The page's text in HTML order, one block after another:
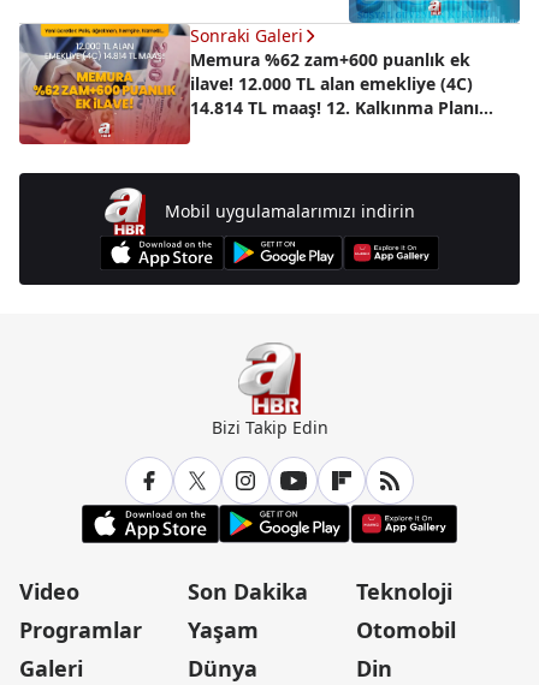
Sonraki Galeri
Memura %62 zam+600 puanlık ek
ilave! 12.000 TL alan emekliye (4C)
14.814 TL maaş! 12. Kalkınma Planı
Mobil uygulamalarımızı indirin
Bizi Takip Edin
Video
Programlar
Galeri
Son Dakika
Yaşam
Dünya
Teknoloji
Otomobil
Din